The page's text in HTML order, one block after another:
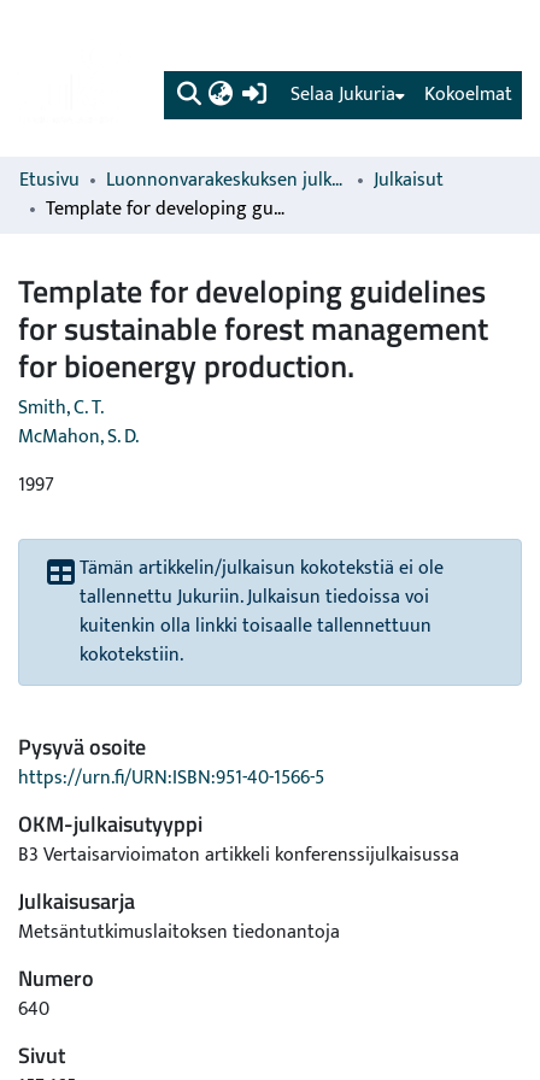
(current) Kokoelmat
Selaa Jukuria
Etusivu Luonnonvarakeskuksen julkaisut
Julkaisut
Template for developing guidelines for sustainable forest management for bioenergy production.
Template for developing guidelines
for sustainable forest management
for bioenergy production.
Smith, C. T.
McMahon, S. D.
1997
Tämän artikkelin/julkaisun kokotekstiä ei ole
tallennettu Jukuriin. Julkaisun tiedoissa voi
kuitenkin olla linkki toisaalle tallennettuun
kokotekstiin.
Pysyvä osoite
https://urn.fi/URN:ISBN:951-40-1566-5
OKM-julkaisutyyppi
B3 Vertaisarvioimaton artikkeli konferenssijulkaisussa
Julkaisusarja
Metsäntutkimuslaitoksen tiedonantoja
Numero
640
Sivut